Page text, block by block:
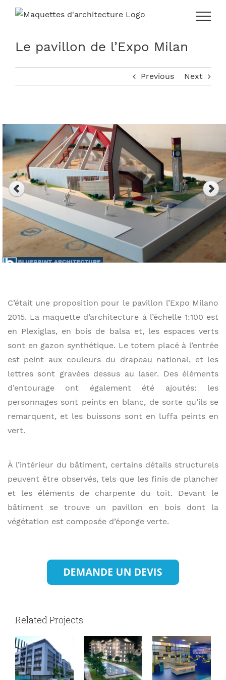
Skip
Le pavillon de l’Expo Milan
Previous Next
C’était une proposition pour le pavillon l’Expo Milano
2015. La maquette d’architecture à l’échelle 1:100 est
en Plexiglas, en bois de balsa et, les espaces verts
sont en gazon synthétique. Le totem placé à l’entrée
est peint aux couleurs du drapeau national, et les
lettres sont gravées dessus au laser. Des éléments
d’entourage ont également été ajoutés: les
personnages sont peints en blanc, de sorte qu’ils se
remarquent, et les buissons sont en luffa peints en
vert.
À l’intérieur du bâtiment, certains détails structurels
peuvent être observés, tels que les finis de plancher
et les éléments de charpente du toit. Devant le
bâtiment se trouve un pavillon en bois dont la
végétation est composée d’éponge verte.
Related Projects